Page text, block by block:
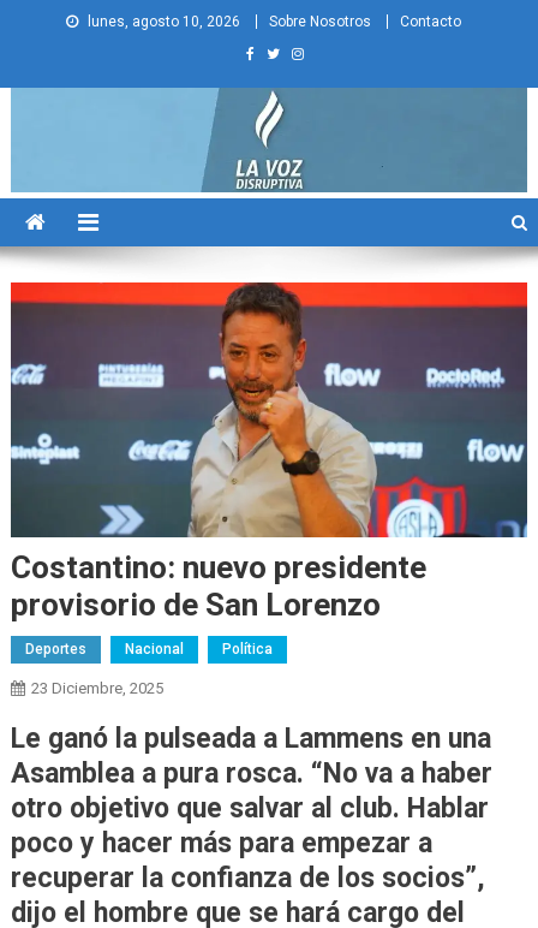
lunes, agosto 10, 2026 Sobre Nosotros Contacto
La Voz Disruptiva
Costantino: nuevo presidente
provisorio de San Lorenzo
Deportes Nacional Política
23 Diciembre, 2025
Le ganó la pulseada a Lammens en una
Asamblea a pura rosca. “No va a haber
otro objetivo que salvar al club. Hablar
poco y hacer más para empezar a
recuperar la confianza de los socios”,
dijo el hombre que se hará cargo del